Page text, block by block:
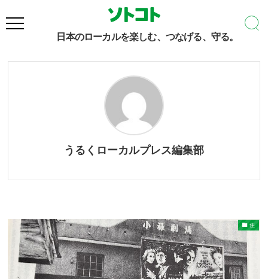
日本のローカルを楽しむ、つなげる、守る。
うるくローカルプレス編集部
うるくローカルプレス編集部
住